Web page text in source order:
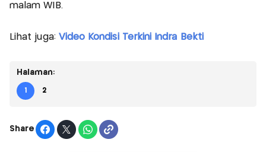
malam WIB.
Lihat juga: Video Kondisi Terkini Indra Bekti
Halaman:
1 2
Share